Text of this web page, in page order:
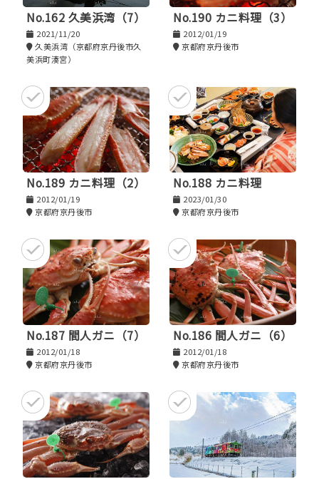
No.162 久美浜湾（7）
2021/11/20
久美浜湾（京都府京丹後市久
美浜町湊宮）
No.190 カニ料理（3）
2012/01/19
京都府京丹後市
No.189 カニ料理（2）
2012/01/19
京都府京丹後市
No.188 カニ料理
2023/01/30
京都府京丹後市
No.187 間人ガニ（7）
2012/01/18
京都府京丹後市
No.186 間人ガニ（6）
2012/01/18
京都府京丹後市